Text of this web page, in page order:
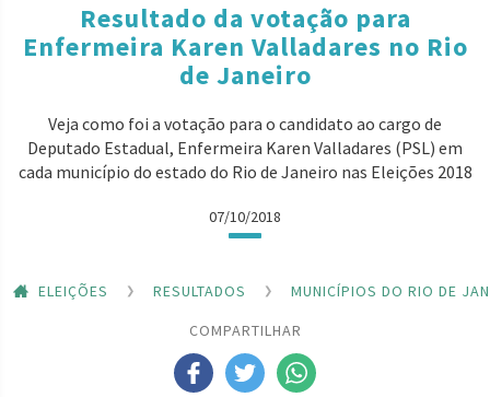
Resultado da votação para
Enfermeira Karen Valladares no Rio
de Janeiro
Veja como foi a votação para o candidato ao cargo de
Deputado Estadual, Enfermeira Karen Valladares (PSL) em
cada município do estado do Rio de Janeiro nas Eleições 2018
07/10/2018
ELEIÇÕES RESULTADOS
MUNICÍPIOS DO RIO DE
COMPARTILHAR